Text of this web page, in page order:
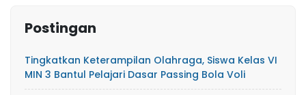
Postingan
Tingkatkan Keterampilan Olahraga, Siswa Kelas VI
MIN 3 Bantul Pelajari Dasar Passing Bola Voli